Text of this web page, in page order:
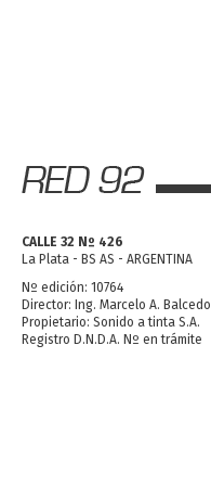
CALLE 32 Nº 426
La Plata - BS AS - ARGENTINA
Nº edición: 10764
Director: Ing. Marcelo A. Balcedo
Propietario: Sonido a tinta S.A.
Registro D.N.D.A. Nº en trámite